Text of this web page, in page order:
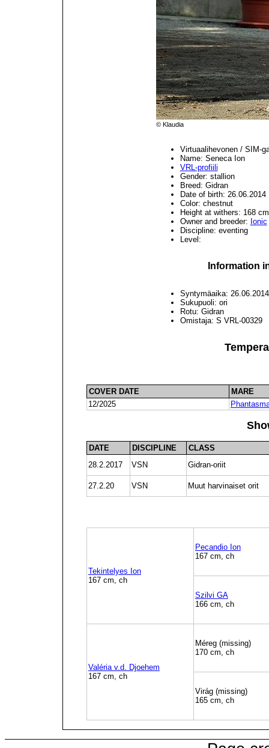
© Klaudia
Virtuaalihevonen / SIM-
Name: Seneca Ion
VRL-profiili
Gender: stallion
Breed: Gidran
Date of birth: 26.06.2014
Color: chestnut
Height at withers: 168 cm
Owner and breeder: Ionic
Discipline: eventing
Level:
Information
Syntymäaika: 26.06.2014
Sukupuoli: ori
Rotu: Gidran
Omistaja: S VRL-00329
COVER DATE
MARE
12/2025
DATE DISCIPLINE
CLASS
28.2.2017
VSN Gidran-oriit
27.2.20 VSN Muut harvinaiset orit
Tekintelyes Ion
167 cm, ch
Pecandio Ion
167 cm, ch
Szilvi GA
166 cm, ch
Valéria v.d. Djoehem
167 cm, ch
Méreg (missing)
170 cm, ch
Virág (missing)
165 cm, ch